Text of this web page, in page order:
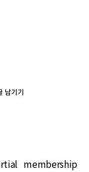
남기기
membership